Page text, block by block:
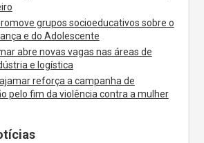
grupos socioeducativos sobre o
e do Adolescente
abre novas vagas nas áreas de
e logística
reforça a campanha de
pelo fim da violência contra a mulher